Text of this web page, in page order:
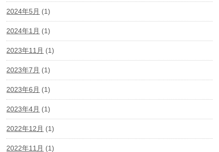
2024年5月 (1)
2024年1月 (1)
2023年11月 (1)
2023年7月 (1)
2023年6月 (1)
2023年4月 (1)
2022年12月 (1)
2022年11月 (1)